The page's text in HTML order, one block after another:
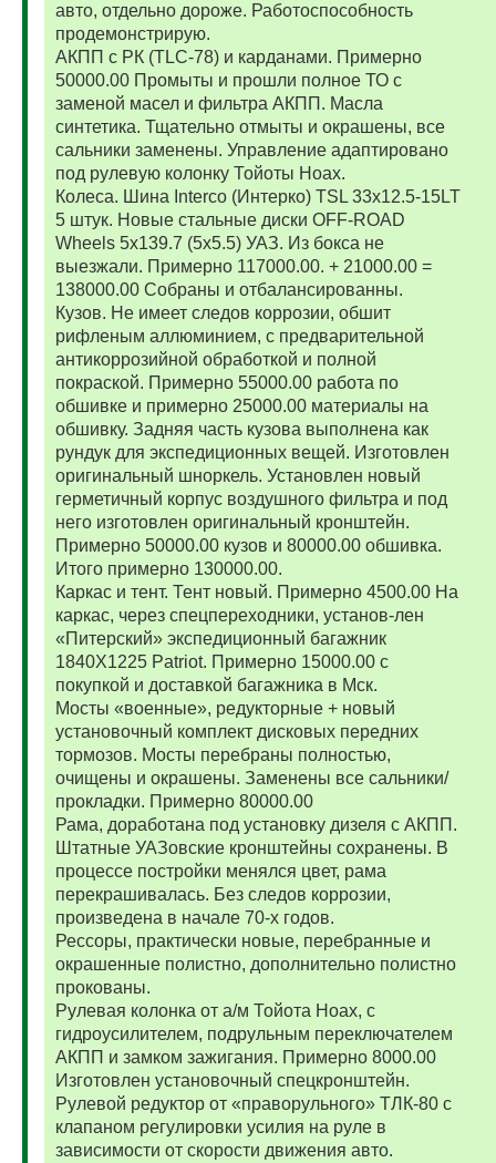
авто, отдельно дороже. Работоспособность
продемонстрирую.
АКПП с РК (TLC-78) и карданами. Примерно
50000.00 Промыты и прошли полное ТО с
заменой масел и фильтра АКПП. Масла
синтетика. Тщательно отмыты и окрашены, все
сальники заменены. Управление адаптировано
под рулевую колонку Тойоты Ноах.
Колеса. Шина Interco (Интерко) TSL 33x12.5-15LT
5 штук. Новые стальные диски OFF-ROAD
Wheels 5x139.7 (5x5.5) УАЗ. Из бокса не
выезжали. Примерно 117000.00. + 21000.00 =
138000.00 Собраны и отбалансированны.
Кузов. Не имеет следов коррозии, обшит
рифленым аллюминием, с предварительной
антикоррозийной обработкой и полной
покраской. Примерно 55000.00 работа по
обшивке и примерно 25000.00 материалы на
обшивку. Задняя часть кузова выполнена как
рундук для экспедиционных вещей. Изготовлен
оригинальный шноркель. Установлен новый
герметичный корпус воздушного фильтра и под
него изготовлен оригинальный кронштейн.
Примерно 50000.00 кузов и 80000.00 обшивка.
Итого примерно 130000.00.
Каркас и тент. Тент новый. Примерно 4500.00 На
каркас, через спецпереходники, установ-лен
«Питерский» экспедиционный багажник
1840Х1225 Patriot. Примерно 15000.00 с
покупкой и доставкой багажника в Мск.
Мосты «военные», редукторные + новый
установочный комплект дисковых передних
тормозов. Мосты перебраны полностью,
очищены и окрашены. Заменены все сальники/
прокладки. Примерно 80000.00
Рама, доработана под установку дизеля с АКПП.
Штатные УАЗовские кронштейны сохранены. В
процессе постройки менялся цвет, рама
перекрашивалась. Без следов коррозии,
произведена в начале 70-х годов.
Рессоры, практически новые, перебранные и
окрашенные полистно, дополнительно полистно
прокованы.
Рулевая колонка от а/м Тойота Ноах, с
гидроусилителем, подрульным переключателем
АКПП и замком зажигания. Примерно 8000.00
Изготовлен установочный спецкронштейн.
Рулевой редуктор от «праворульного» ТЛК-80 с
клапаном регулировки усилия на руле в
зависимости от скорости движения авто.